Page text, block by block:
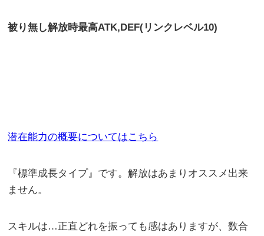
被り無し解放時最高ATK,DEF(リンクレベル10)
潜在能力の概要についてはこちら
『標準成長タイプ』です。解放はあまりオススメ出来
ません。
スキルは…正直どれを振っても感はありますが、数合